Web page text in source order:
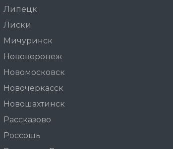
Липецк
Лиски
Мичуринск
Нововоронеж
Новомосковск
Новочеркасск
Новошахтинск
Рассказово
Россошь